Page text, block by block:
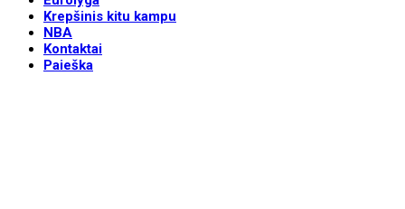
Krepšinis kitu kampu
NBA
Kontaktai
Paieška